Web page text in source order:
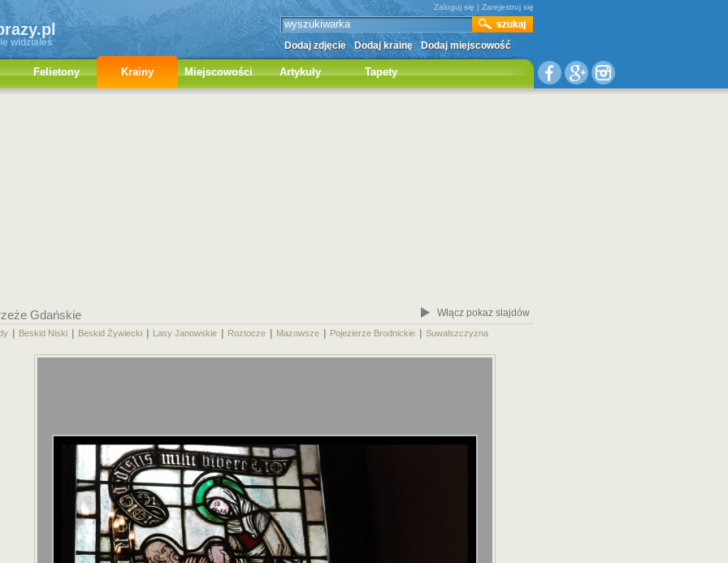
widziałeś
Zaloguj się | Zarejestruj się
Dodaj zdjęcie Dodaj krainę Dodaj miejscowość
Felietony Krainy Miejscowości Artykuły Tapety
Gdańskie Włącz pokaz slajdów
Beskid Niski Beskid Żywiecki Lasy Janowskie Roztocze Mazowsze Pojezierze Brodnickie Suwalszczyzna